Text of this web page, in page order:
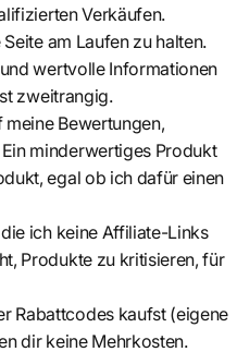
Verkäufen.
am Laufen zu halten.
wertvolle Informationen
zweitrangig.
meine Bewertungen,
minderwertiges Produkt
egal ob ich dafür einen
ich keine Affiliate-Links
Produkte zu kritisieren, für
Rabattcodes kaufst (eigene
dir keine Mehrkosten.